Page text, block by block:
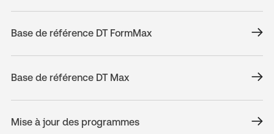
Base de référence DT FormMax
Base de référence DT Max
Mise à jour des programmes